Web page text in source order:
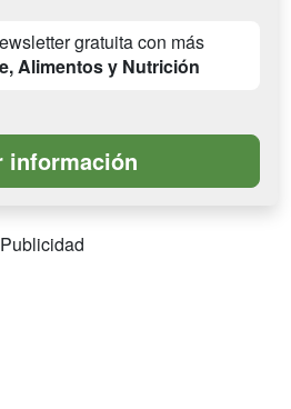
gratuita con más
Alimentos y Nutrición
Publicidad